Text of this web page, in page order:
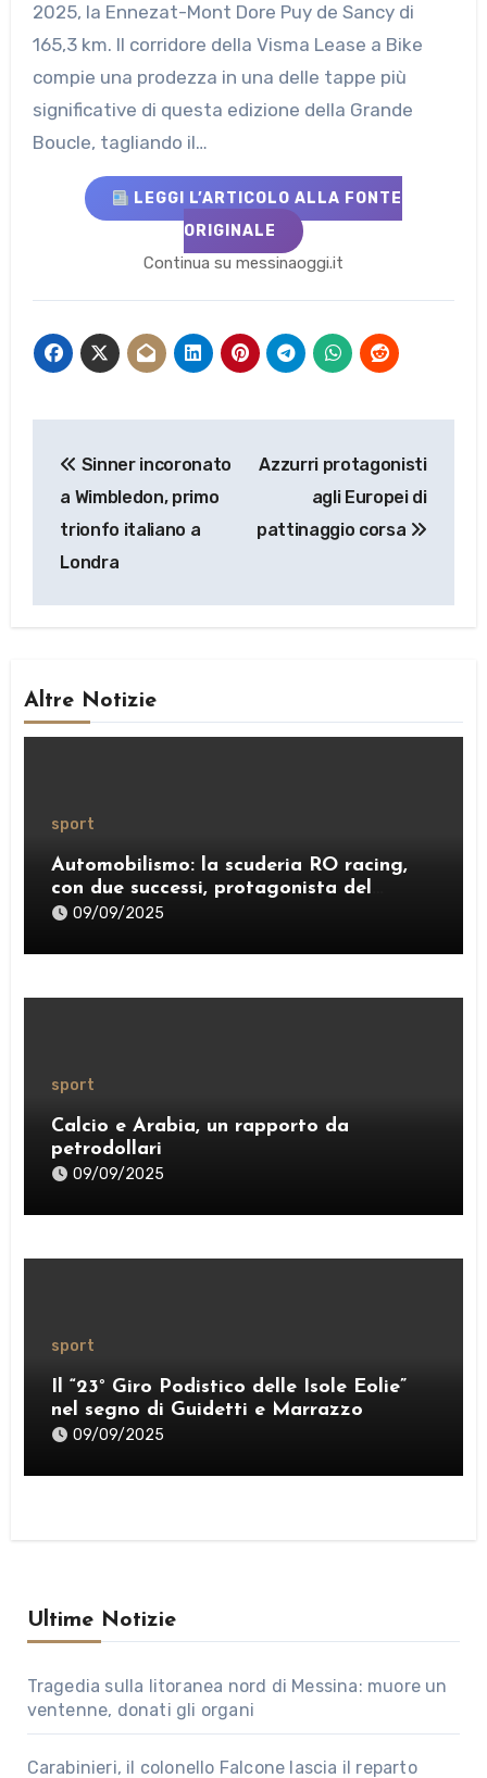
2025, la Ennezat-Mont Dore Puy de Sancy di
165,3 km. Il corridore della Visma Lease a Bike
compie una prodezza in una delle tappe più
significative di questa edizione della Grande
Boucle, tagliando il…
LEGGI L’ARTICOLO ALLA FONTE
ORIGINALE
Continua su messinaoggi.it
articoli
Sinner incoronato
a Wimbledon, primo
trionfo italiano a
Londra
Azzurri protagonisti
agli Europei di
pattinaggio corsa
Altre Notizie
sport
Automobilismo: la scuderia RO racing,
con due successi, protagonista del
weekend
09/09/2025
sport
Calcio e Arabia, un rapporto da
petrodollari
09/09/2025
sport
Il “23° Giro Podistico delle Isole Eolie”
nel segno di Guidetti e Marrazzo
09/09/2025
Ultime Notizie
Tragedia sulla litoranea nord di Messina: muore un
ventenne, donati gli organi
Carabinieri, il colonello Falcone lascia il reparto